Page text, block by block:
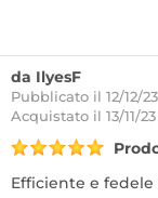
da IlyesF
Pubblicato il 12/12/
Acquistato il 13/11/
Efficiente e